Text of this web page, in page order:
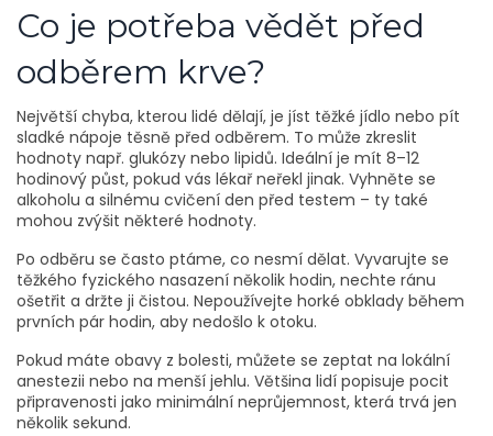
Co je potřeba vědět před
odběrem krve?
Největší chyba, kterou lidé dělají, je jíst těžké jídlo nebo pít
sladké nápoje těsně před odběrem. To může zkreslit
hodnoty např. glukózy nebo lipidů. Ideální je mít 8–12
hodinový půst, pokud vás lékař neřekl jinak. Vyhněte se
alkoholu a silnému cvičení den před testem – ty také
mohou zvýšit některé hodnoty.
Po odběru se často ptáme, co nesmí dělat. Vyvarujte se
těžkého fyzického nasazení několik hodin, nechte ránu
ošetřit a držte ji čistou. Nepoužívejte horké obklady během
prvních pár hodin, aby nedošlo k otoku.
Pokud máte obavy z bolesti, můžete se zeptat na lokální
anestezii nebo na menší jehlu. Většina lidí popisuje pocit
připravenosti jako minimální neprůjemnost, která trvá jen
několik sekund.